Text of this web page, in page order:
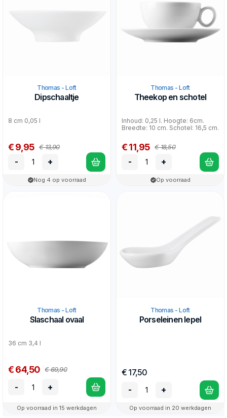
Thomas - Loft
Dipschaaltje
8 cm 0,05 l
€ 9,95 € 13,90
- +
Nog 4 op voorraad
Thomas - Loft
Theekop en schotel
Inhoud: 0,25 l. Hoogte: 6cm.
Breedte: 10 cm. Schotel: 16,5 cm.
€ 11,95 € 18,50
- +
Op voorraad
Thomas - Loft
Slaschaal ovaal
36 cm 3,4 l
€ 64,50 € 69,90
- +
Op voorraad in 15 werkdagen
Thomas - Loft
Porseleinen lepel
€ 17,50
-
+
Op voorraad in 20 werkdagen